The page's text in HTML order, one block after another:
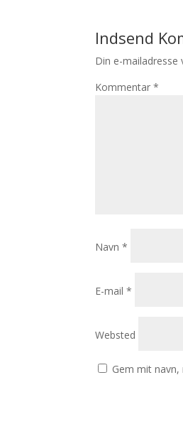
Indsend
Din e-mailadresse
Kommentar*
Navn*
E-mail*
Websted
Gem mit